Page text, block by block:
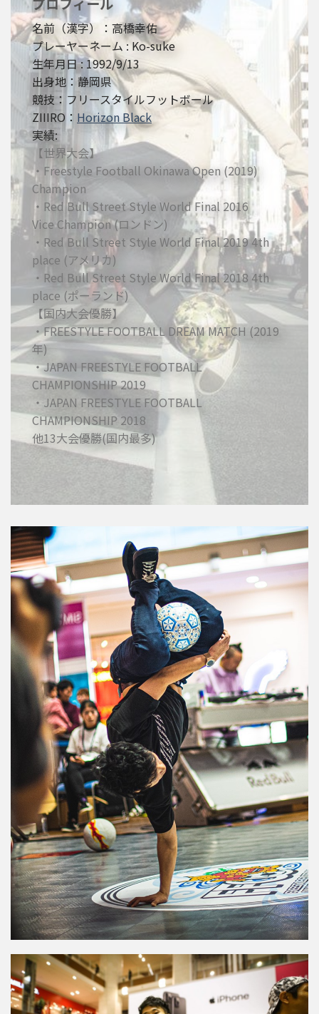
名前（漢字）：高橋幸佑
プレーヤーネーム : Ko-suke
生年月日 : 1992/9/13
出身地：静岡県
競技：フリースタイルフットボール
ZIIIRO： Horizon Black
実績:
【世界大会】
・Freestyle Football Okinawa Open (2019)
Champion
・Red Bull Street Style World Final 2016
Vice Champion (ロンドン)
・Red Bull Street Style World Final 2019 4th
place (アメリカ)
・Red Bull Street Style World Final 2018 4th
place (ポーランド)
【国内大会優勝】
・FREESTYLE FOOTBALL DREAM MATCH (2019
年)
・JAPAN FREESTYLE FOOTBALL
CHAMPIONSHIP 2019
・JAPAN FREESTYLE FOOTBALL
CHAMPIONSHIP 2018
他13大会優勝(国内最多)